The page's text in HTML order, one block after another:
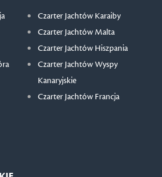
Czarter Jachtów Karaiby
Czarter Jachtów Malta
Czarter Jachtów Hiszpania
Czarter Jachtów Wyspy
Kanaryjskie
Czarter Jachtów Francja